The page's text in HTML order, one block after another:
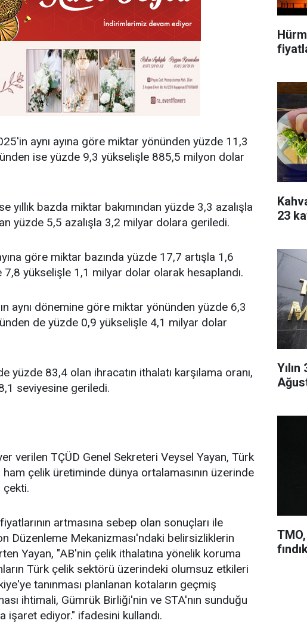
aynı ayına göre miktar yönünden yüzde 11,3
ise yüzde 9,3 yükselişle 885,5 milyon dolar
bazda miktar bakımından yüzde 3,3 azalışla
yüzde 5,5 azalışla 3,2 milyar dolara geriledi.
göre miktar bazında yüzde 17,7 artışla 1,6
yükselişle 1,1 milyar dolar olarak hesaplandı.
aynı dönemine göre miktar yönünden yüzde 6,3
de yüzde 0,9 yükselişle 4,1 milyar dolar
yüzde 83,4 olan ihracatın ithalatı karşılama oranı,
seviyesine geriledi.
verilen TÇÜD Genel Sekreteri Veysel Yayan, Türk
ham çelik üretiminde dünya ortalamasının üzerinde
artmasına sebep olan sonuçları ile
Düzenleme Mekanizması'ndaki belirsizliklerin
Yayan, "AB'nin çelik ithalatına yönelik koruma
Türk çelik sektörü üzerindeki olumsuz etkileri
tanınması planlanan kotaların geçmiş
ihtimali, Gümrük Birliği'nin ve STA'nın sunduğu
işaret ediyor." ifadesini kullandı.
23